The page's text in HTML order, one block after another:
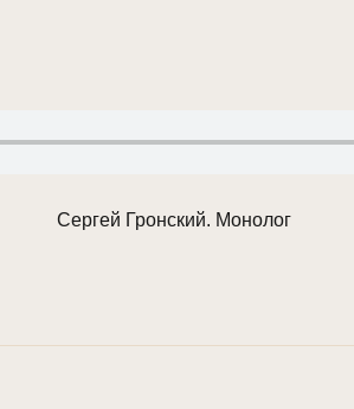
Сергей Гронский. Монолог